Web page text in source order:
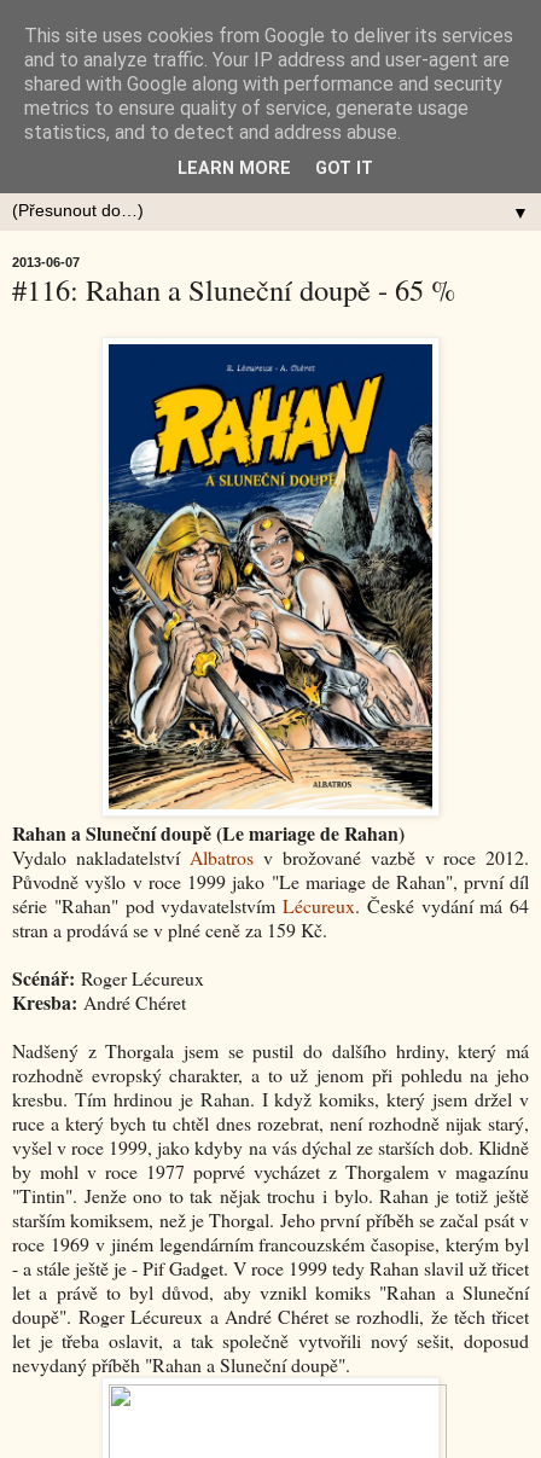
▼
2013-06-07
#116: Rahan a Sluneční doupě - 65 %
Rahan a Sluneční doupě (Le mariage de Rahan)
Vydalo nakladatelství Albatrosv brožované vazbě v roce 2012.
Původně vyšlo v roce 1999 jako "Le mariage de Rahan", první díl
série "Rahan" pod vydavatelstvím Lécureux. České vydání má 64
stran a prodává se v plné ceně za 159 Kč.
Scénář: Roger Lécureux
Kresba: André Chéret
Nadšený z Thorgala jsem se pustil do dalšího hrdiny, který má
rozhodně evropský charakter, a to už jenom při pohledu na jeho
kresbu. Tím hrdinou je Rahan. I když komiks, který jsem držel v
ruce a který bych tu chtěl dnes rozebrat, není rozhodně nijak starý,
vyšel v roce 1999, jako kdyby na vás dýchal ze starších dob. Klidně
by mohl v roce 1977 poprvé vycházet z Thorgalem v magazínu
"Tintin". Jenže ono to tak nějak trochu i bylo. Rahan je totiž ještě
starším komiksem, než je Thorgal. Jeho první příběh se začal psát v
roce 1969 v jiném legendárním francouzském časopise, kterým byl
- a stále ještě je - Pif Gadget. V roce 1999 tedy Rahan slavil už třicet
let a právě to byl důvod, aby vznikl komiks "Rahan a Sluneční
doupě". Roger Lécureux a André Chéret se rozhodli, že těch třicet
let je třeba oslavit, a tak společně vytvořili nový sešit, doposud
nevydaný příběh "Rahan a Sluneční doupě".
This site uses cookies from Google to deliver its services
and to analyze traffic. Your IP address and user-agent are
shared with Google along with performance and security
metrics to ensure quality of service, generate usage
statistics, and to detect and address abuse.
LEARN MORE GOT IT